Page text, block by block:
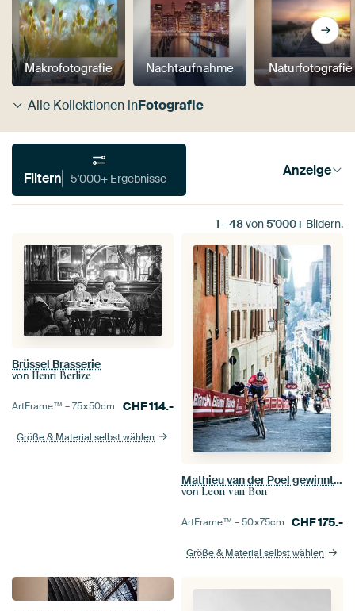
Makrofotografie Nachtaufnahme Naturfotografie
Alle Kollektionen inFotografie
Filtern 5'000+ Ergebnisse Anzeige
1 - 48von5'000+ Bildern.
Brüssel Brasserie
von Henri Berlize
ArtFrame™ –75×50cm CHF114.-
Größe & Material selbst wählen
Mathieu van der Poel gewinnt in Siena
von Leon van Bon
ArtFrame™ –50×75cm CHF175.-
Größe & Material selbst wählen